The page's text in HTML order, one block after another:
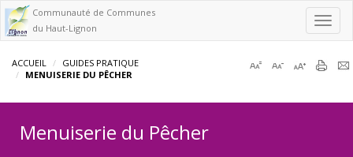
Communauté de Communes
du Haut-Lignon
ACCUEIL
GUIDES PRATIQUE
MENUISERIE DU PÊCHER
Menuiserie du Pêcher